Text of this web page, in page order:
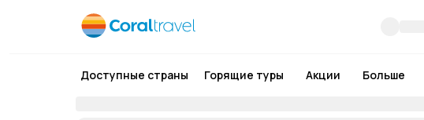
Доступные страны Горящие туры Акции Больше